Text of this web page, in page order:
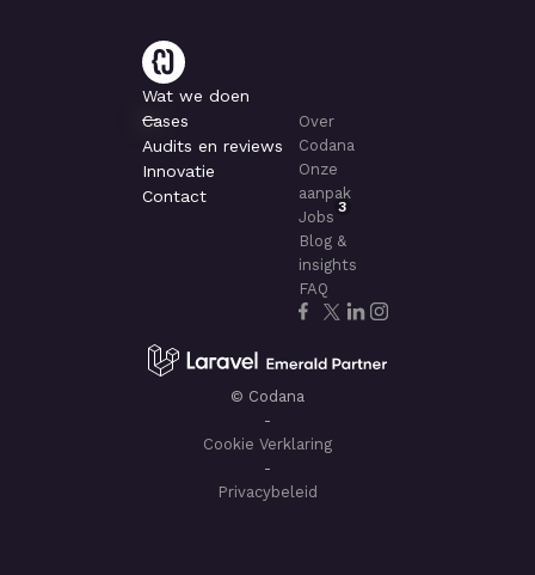
Wat we doen
Cases
Audits en reviews
Innovatie
Contact
Over
Codana
Onze
aanpak
Jobs
3
Blog &
insights
FAQ
© Codana
-
Cookie Verklaring
-
Privacybeleid